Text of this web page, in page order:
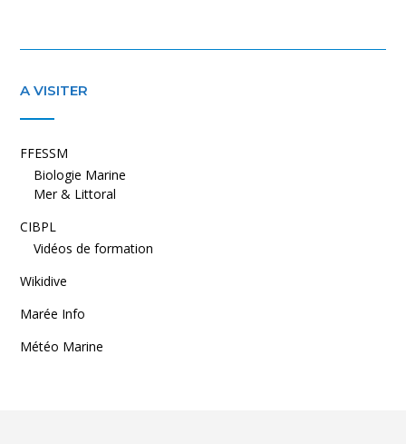
A VISITER
FFESSM
Biologie Marine
Mer & Littoral
CIBPL
Vidéos de formation
Wikidive
Marée Info
Météo Marine